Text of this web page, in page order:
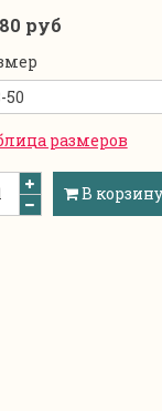
руб
размеров
В корзину